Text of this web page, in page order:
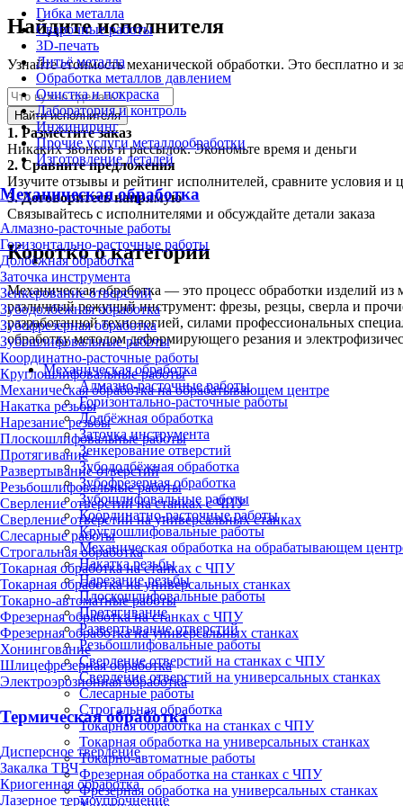
Гибка металла
Сварочные работы
3D-печать
Литьё металла
Обработка металлов давлением
Очистка и покраска
Лаборатория и контроль
Инжиниринг
Прочие услуги металлообработки
Изготовление деталей
Механическая обработка
Алмазно-расточные работы
Горизонтально-расточные работы
Долбёжная обработка
Заточка инструмента
Зенкерование отверстий
Зубодолбёжная обработка
Зубофрезерная обработка
Зубошлифовальные работы
Координатно-расточные работы
Круглошлифовальные работы
Механическая обработка на обрабатывающем центре
Накатка резьбы
Нарезание резьбы
Плоскошлифовальные работы
Протягивание
Развертывание отверстий
Резьбошлифовальные работы
Сверление отверстий на станках с ЧПУ
Сверление отверстий на универсальных станках
Слесарные работы
Строгальная обработка
Токарная обработка на станках с ЧПУ
Токарная обработка на универсальных станках
Токарно-автоматные работы
Фрезерная обработка на станках с ЧПУ
Фрезерная обработка на универсальных станках
Хонингование
Шлицефрезерная обработка
Электроэрозионная обработка
Термическая обработка
Дисперсное твердение
Закалка ТВЧ
Криогенная обработка
Лазерное термоупрочнение
Найдите исполнителя
Узнайте стоимость механической обработки. Это бесплатно и
Найти исполнителя
1. Разместите заказ
Никаких звонков и рассылок. Экономьте время и деньги
2. Сравните предложения
Изучите отзывы и рейтинг исполнителей, сравните условия и
3.Договоритесь напрямую
Связывайтесь с исполнителями и обсуждайте детали заказа
Коротко о категории
Механическая обработка — это процесс обработки изделий из
различный режущий инструмент: фрезы, резцы, сверла и
разработанной технологией, силами профессиональных
обработку методом деформирующего резания и
Механическая обработка
Алмазно-расточные работы
Горизонтально-расточные работы
Долбёжная обработка
Заточка инструмента
Зенкерование отверстий
Зубодолбёжная обработка
Зубофрезерная обработка
Зубошлифовальные работы
Координатно-расточные работы
Круглошлифовальные работы
Механическая обработка на обрабатывающем
Накатка резьбы
Нарезание резьбы
Плоскошлифовальные работы
Протягивание
Развертывание отверстий
Резьбошлифовальные работы
Сверление отверстий на станках с ЧПУ
Сверление отверстий на универсальных станках
Слесарные работы
Строгальная обработка
Токарная обработка на станках с ЧПУ
Токарная обработка на универсальных станках
Токарно-автоматные работы
Фрезерная обработка на станках с ЧПУ
Фрезерная обработка на универсальных станках